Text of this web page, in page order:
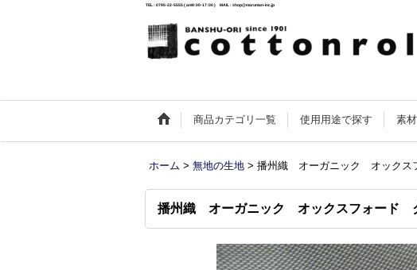
TEL : 0795-22-5555 ( am9:00-17:00 ) MAIL : shop@maruman-inc.jp
商品カテゴリ一覧 使用用途で探す 素
ホーム > 無地の生地 > 播州織 オーガニック オックス
播州織 オーガニック オックスフォード